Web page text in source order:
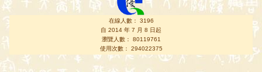
在線人數： 3196
自 2014 年 7 月 8 日起
瀏覽人數： 80119761
使用次數： 294022375